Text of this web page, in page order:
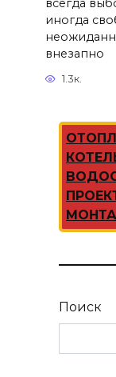
всегда
иногда
внезапно
1.3к.
Поиск